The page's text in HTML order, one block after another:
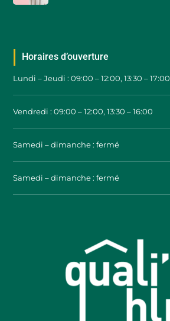
Horaires d’ouverture
Lundi – Jeudi : 09:00 – 12:00, 13:30 – 17:00
Vendredi : 09:00 – 12:00, 13:30 – 16:00
Samedi – dimanche : fermé
Samedi – dimanche : fermé